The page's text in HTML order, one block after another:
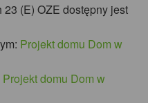
(E) OZE dostępny jest
Projekt domu Dom w
Projekt domu Dom w